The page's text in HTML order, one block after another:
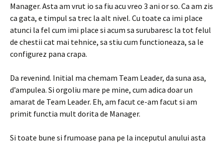
Manager. Asta am vrut io sa fiu acu vreo 3 ani or so. Ca am zis
ca gata, e timpul sa trec la alt nivel. Cu toate ca imi place
atunci la fel cum imi place si acum sa surubaresc la tot felul
de chestii cat mai tehnice, sa stiu cum functioneaza, sa le
configurez pana crapa.
Da revenind. Initial ma chemam Team Leader, da suna asa,
d’ampulea. Si orgoliu mare pe mine, cum adica doar un
amarat de Team Leader. Eh, am facut ce-am facut si am
primit functia mult dorita de Manager.
Si toate bune si frumoase pana pe la inceputul anului asta